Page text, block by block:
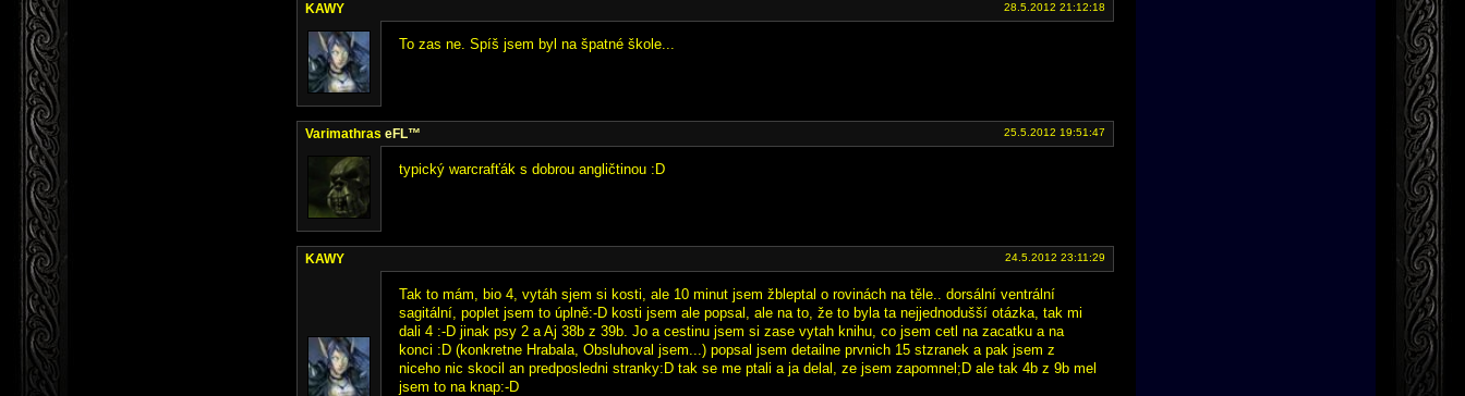
KAWY 28.5.2012 21:12:18
To zas ne. Spíš jsem byl na špatné škole...
Varimathras eFL™ 25.5.2012 19:51:47
typický warcrafťák s dobrou angličtinou :D
KAWY 24.5.2012 23:11:29
Tak to mám, bio 4, vytáh sjem si kosti, ale 10 minut jsem žbleptal o rovinách na těle.. dorsální ventrální
sagitální, poplet jsem to úplně:-D kosti jsem ale popsal, ale na to, že to byla ta nejjednodušší otázka, tak mi
dali 4 :-D jinak psy 2 a Aj 38b z 39b. Jo a cestinu jsem si zase vytah knihu, co jsem cetl na zacatku a na
konci :D (konkretne Hrabala, Obsluhoval jsem...) popsal jsem detailne prvnich 15 stzranek a pak jsem z
niceho nic skocil an predposledni stranky:D tak se me ptali a ja delal, ze jsem zapomnel;D ale tak 4b z 9b mel
jsem to na knap:-D